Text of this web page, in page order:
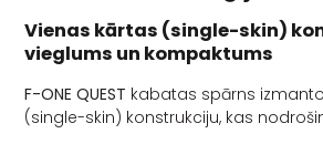
Vienas kārtas (single-skin)
vieglums un kompaktums
F-ONE QUEST kabatas spārns
(single-skin) konstrukciju, kas